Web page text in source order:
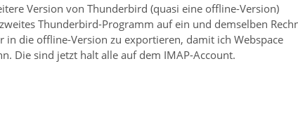
Version von Thunderbird (quasi eine offline-Version)
Thunderbird-Programm auf ein und demselben
die offline-Version zu exportieren, damit ich Webspace
Die sind jetzt halt alle auf dem IMAP-Account.